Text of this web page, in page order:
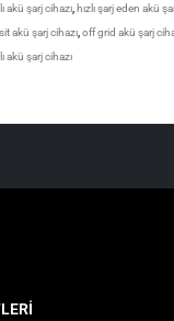
akü şarj cihazı hızlı şarj eden akü
akü şarj cihazı off grid akü şarj
akü şarj cihazı